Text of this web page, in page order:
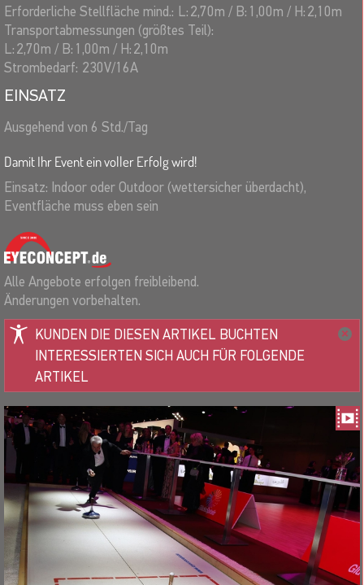
Erforderliche Stellfläche mind.: L:2,70m / B: 1,00m / H:2,10m
Transportabmessungen (größtes Teil):
L:2,70m / B: 1,00m / H:2,10m
Strombedarf: 230V/16A
EINSATZ
Ausgehend von 6 Std./Tag
Damit Ihr Event ein voller Erfolg wird!
Einsatz: Indoor oder Outdoor (wettersicher überdacht),
Eventfläche muss eben sein
Alle Angebote erfolgen freibleibend.
Änderungen vorbehalten.
KUNDEN DIE DIESEN ARTIKEL BUCHTEN
INTERESSIERTEN SICH AUCH FÜR FOLGENDE
ARTIKEL